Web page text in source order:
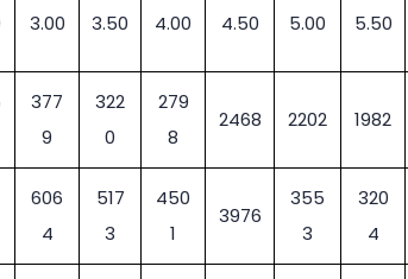
3.00 3.50 4.00 4.50 5.00 5.50
377
9
322
0
279
8
2468 2202 1982
606
4
517
3
450
1
3976
355
3
320
4